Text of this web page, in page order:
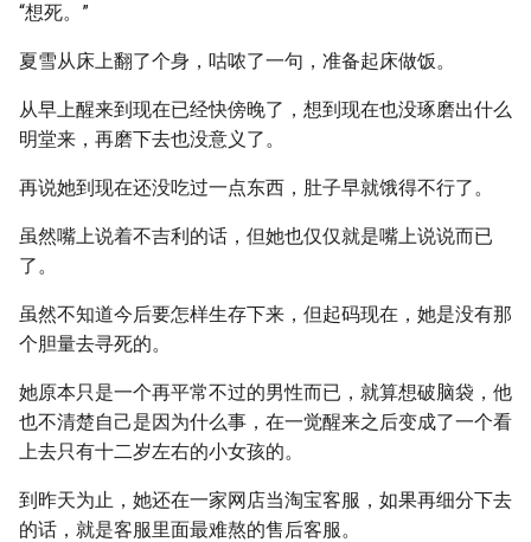
“想死。”
夏雪从床上翻了个身，咕哝了一句，准备起床做饭。
从早上醒来到现在已经快傍晚了，想到现在也没琢磨出什么
明堂来，再磨下去也没意义了。
再说她到现在还没吃过一点东西，肚子早就饿得不行了。
虽然嘴上说着不吉利的话，但她也仅仅就是嘴上说说而已
了。
虽然不知道今后要怎样生存下来，但起码现在，她是没有那
个胆量去寻死的。
她原本只是一个再平常不过的男性而已，就算想破脑袋，他
也不清楚自己是因为什么事，在一觉醒来之后变成了一个看
上去只有十二岁左右的小女孩的。
到昨天为止，她还在一家网店当淘宝客服，如果再细分下去
的话，就是客服里面最难熬的售后客服。